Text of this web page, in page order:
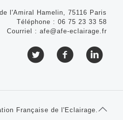
l'Amiral Hamelin, 75116 Paris
Téléphone : 06 75 23 33 58
Courriel : afe@afe-eclairage.fr
Française de l'Eclairage.